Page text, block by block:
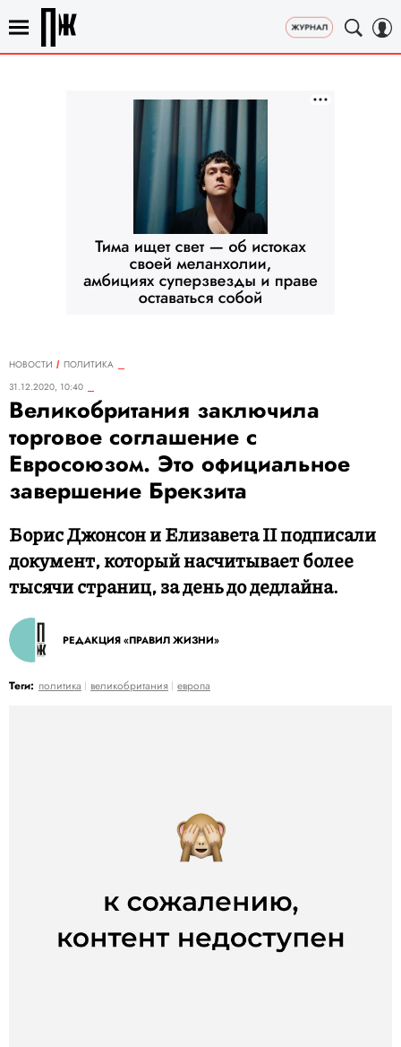
НОВОСТИ
ПОЛИТИКА
31.12.2020, 10:40
Великобритания заключила
торговое соглашение с
Евросоюзом. Это официальное
завершение Брекзита
Борис Джонсон и Елизавета II подписали
документ, который насчитывает более
тысячи страниц, за день до дедлайна.
РЕДАКЦИЯ «ПРАВИЛ ЖИЗНИ»
Теги: политика великобритания европа